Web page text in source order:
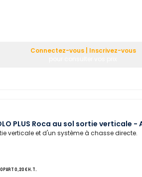
Connectez-vous | Inscrivez-vous
PLUS Roca au sol sortie verticale -
verticale et d'un système à chasse directe.
0,20 € H.T.